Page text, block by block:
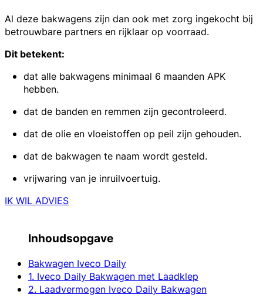
Al deze bakwagens zijn dan ook met zorg ingekocht bij
betrouwbare partners en rijklaar op voorraad.
Dit betekent:
dat alle bakwagens minimaal 6 maanden APK
hebben.
dat de banden en remmen zijn gecontroleerd.
dat de olie en vloeistoffen op peil zijn gehouden.
dat de bakwagen te naam wordt gesteld.
vrijwaring van je inruilvoertuig.
IK WIL ADVIES
Inhoudsopgave
Bakwagen Iveco Daily
1. Iveco Daily Bakwagen met Laadklep
2. Laadvermogen Iveco Daily Bakwagen